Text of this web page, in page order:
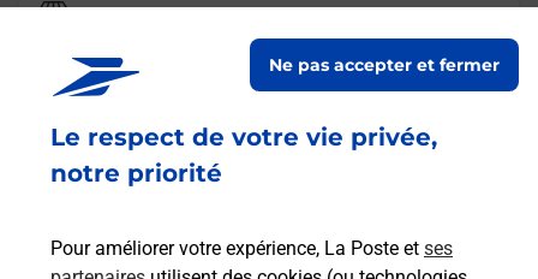
Le respect de votre vie privée,
notre priorité
Pour améliorer votre expérience, La Poste et ses
Ne pas accepter et fermer
La Poste Agence Communale
ESTREES MAIRIE
ouvre vendredi à 09h00
46 RUE DE LA CHAUSSEE BRUNEHAUT
02420 ESTREES